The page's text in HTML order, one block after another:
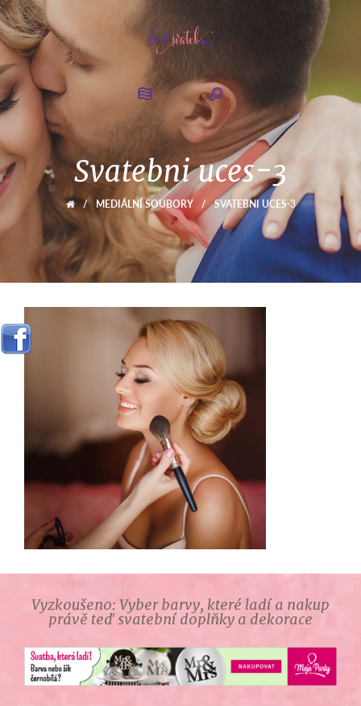
Svatebni uces-3
/ MEDIÁLNÍ SOUBORY / SVATEBNI UCES-3
Vyzkoušeno: Vyber barvy, které ladí a nakup
právě teď svatební doplňky a dekorace